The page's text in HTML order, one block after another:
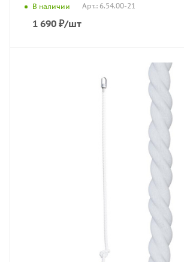
В наличии Арт.: 6.54.00-21
1 690 ₽/шт